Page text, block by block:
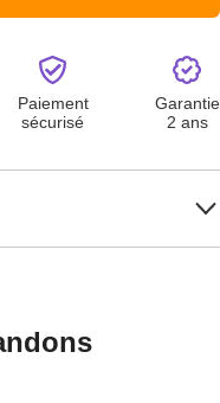
Paiement
sécurisé
Garantie
2 ans